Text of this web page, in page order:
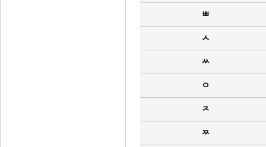
ㅃ
ㅅ
ㅆ
ㅇ
ㅈ
ㅉ